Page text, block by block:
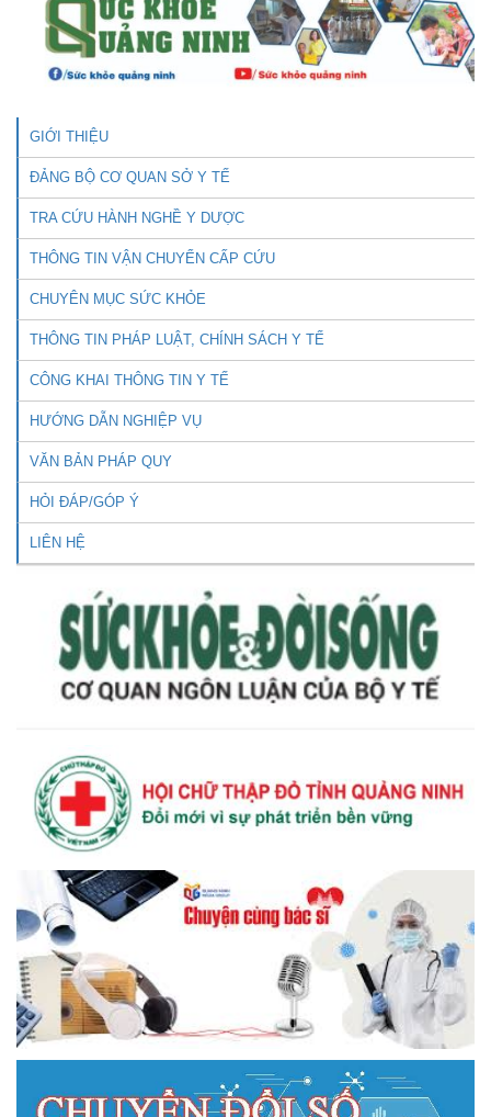
GIỚI THIỆU
ĐẢNG BỘ CƠ QUAN SỞ Y TẾ
TRA CỨU HÀNH NGHỀ Y DƯỢC
THÔNG TIN VẬN CHUYỂN CẤP CỨU
CHUYÊN MỤC SỨC KHỎE
THÔNG TIN PHÁP LUẬT, CHÍNH SÁCH Y TẾ
CÔNG KHAI THÔNG TIN Y TẾ
HƯỚNG DẪN NGHIỆP VỤ
VĂN BẢN PHÁP QUY
HỎI ĐÁP/GÓP Ý
LIÊN HỆ